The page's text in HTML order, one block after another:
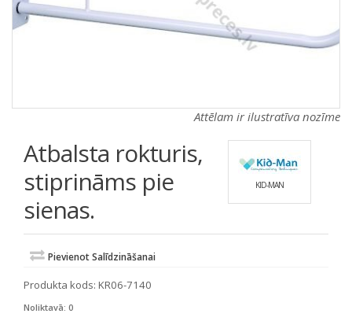
Attēlam ir ilustratīva nozīme
Atbalsta rokturis,
stiprināms pie
sienas.
KID-MAN
Pievienot Salīdzināšanai
Produkta kods: KR06-7140
Noliktavā: 0